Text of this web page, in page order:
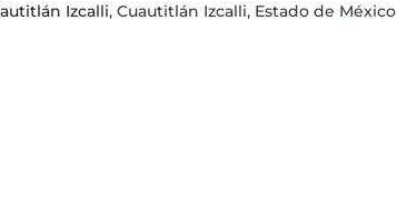
Izcalli, Cuautitlán Izcalli, Estado de México